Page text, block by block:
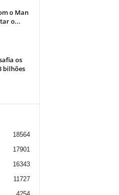
o Man
o...
os
bilhões
18564
17901
16343
11727